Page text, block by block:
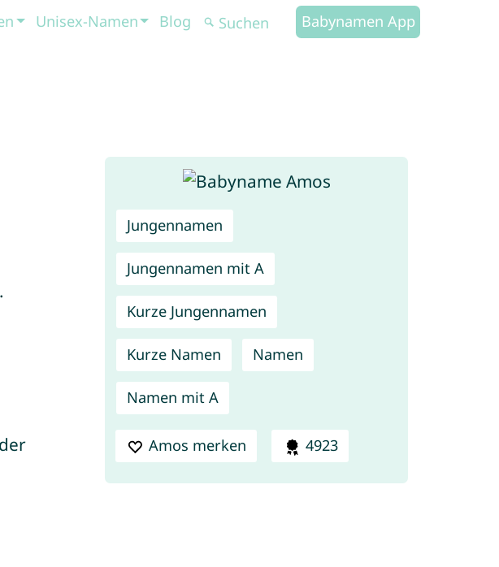
Unisex-Namen Blog Babynamen App
Jungennamen
Jungennamen mit A
Kurze Jungennamen
Kurze Namen Namen
Namen mit A
Amos merken 4923